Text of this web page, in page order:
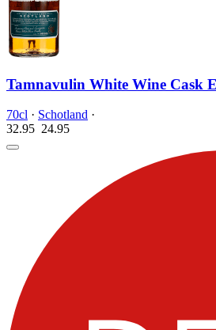
Tamnavulin White Wine Cask
70cl · Schotland ·
32.95 24.95